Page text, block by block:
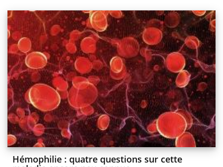
Hémophilie : quatre questions sur cette